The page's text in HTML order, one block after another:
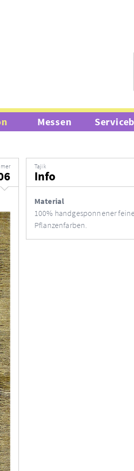
Messen
Tajik
Info
Material
100% handgesponnener
Pflanzenfarben.